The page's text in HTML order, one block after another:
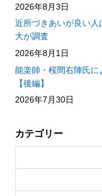
2026年8月3日
近所づきあいが良い
大が調査
2026年8月1日
能楽師・桜間右陣氏
【後編】
2026年7月30日
カテゴリー